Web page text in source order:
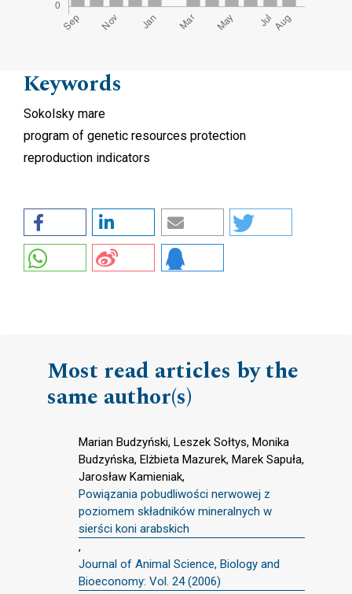
Keywords
Sokolsky mare
program of genetic resources protection
reproduction indicators
Most read articles by the
same author(s)
Marian Budzyński, Leszek Sołtys, Monika
Budzyńska, Elżbieta Mazurek, Marek Sapuła,
Jarosław Kamieniak,
Powiązania pobudliwości nerwowej z
poziomem składników mineralnych w
sierści koni arabskich
,
Journal of Animal Science, Biology and
Bioeconomy: Vol. 24 (2006)